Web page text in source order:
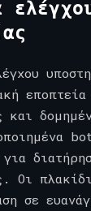
και
Οι
σε